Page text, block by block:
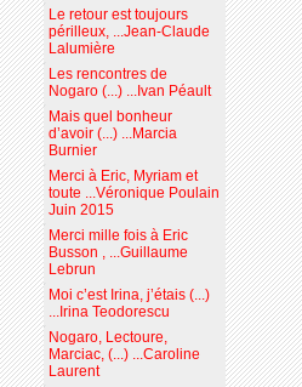
Le retour est toujours
périlleux, ...Jean-Claude
Lalumière
Les rencontres de
Nogaro (...) ...Ivan Péault
Mais quel bonheur
d’avoir (...) ...Marcia
Burnier
Merci à Eric, Myriam et
toute ...Véronique Poulain
Juin 2015
Merci mille fois à Eric
Busson , ...Guillaume
Lebrun
Moi c’est Irina, j’étais (...)
...Irina Teodorescu
Nogaro, Lectoure,
Marciac, (...) ...Caroline
Laurent